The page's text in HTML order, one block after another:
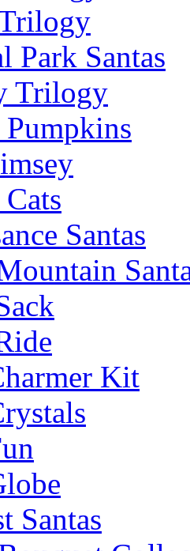
Park Santas
Trilogy
Pumpkins
Santas
Kit
Santas